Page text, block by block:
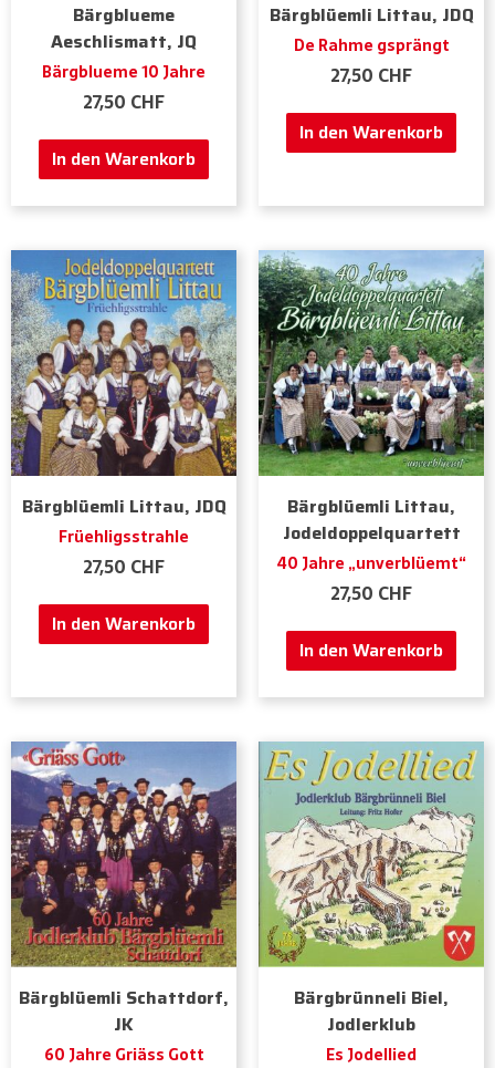
Bärgblueme
Aeschlismatt, JQ
Bärgblueme 10 Jahre
27,50 CHF
In den Warenkorb
Bärgblüemli Littau, JDQ
De Rahme gsprängt
27,50 CHF
In den Warenkorb
Bärgblüemli Littau, JDQ
Früehligsstrahle
27,50 CHF
In den Warenkorb
Bärgblüemli Littau,
Jodeldoppelquartett
40 Jahre „unverblüemt“
27,50 CHF
In den Warenkorb
Bärgblüemli Schattdorf,
JK
60 Jahre Griäss Gott
Bärgbrünneli Biel,
Jodlerklub
Es Jodellied